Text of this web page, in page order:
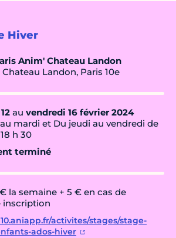
Hiver
Anim' Chateau Landon
Chateau Landon, Paris 10e
au vendredi 16 février 2024
mardi et Du jeudi au vendredi de
h 30
terminé
la semaine + 5 € en cas de
inscription
activites/stages/stage-
ados-hiver